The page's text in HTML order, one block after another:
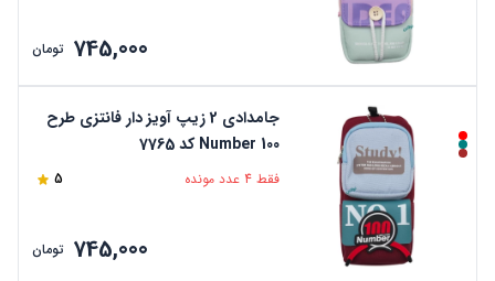
745,000 تومان
جامدادی 2 زیپ آویز دار فانتزی طرح
Number 100 کد 7765
فقط 4 عدد مونده 5
745,000 تومان